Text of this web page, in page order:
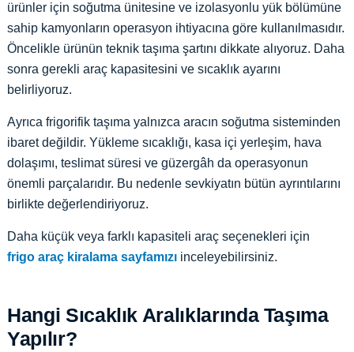
ürünler için soğutma ünitesine ve izolasyonlu yük bölümüne
sahip kamyonların operasyon ihtiyacına göre kullanılmasıdır.
Öncelikle ürünün teknik taşıma şartını dikkate alıyoruz. Daha
sonra gerekli araç kapasitesini ve sıcaklık ayarını
belirliyoruz.
Ayrıca frigorifik taşıma yalnızca aracın soğutma sisteminden
ibaret değildir. Yükleme sıcaklığı, kasa içi yerleşim, hava
dolaşımı, teslimat süresi ve güzergâh da operasyonun
önemli parçalarıdır. Bu nedenle sevkiyatın bütün ayrıntılarını
birlikte değerlendiriyoruz.
Daha küçük veya farklı kapasiteli araç seçenekleri için
frigo araç kiralama sayfamızı inceleyebilirsiniz.
Hangi Sıcaklık Aralıklarında Taşıma
Yapılır?